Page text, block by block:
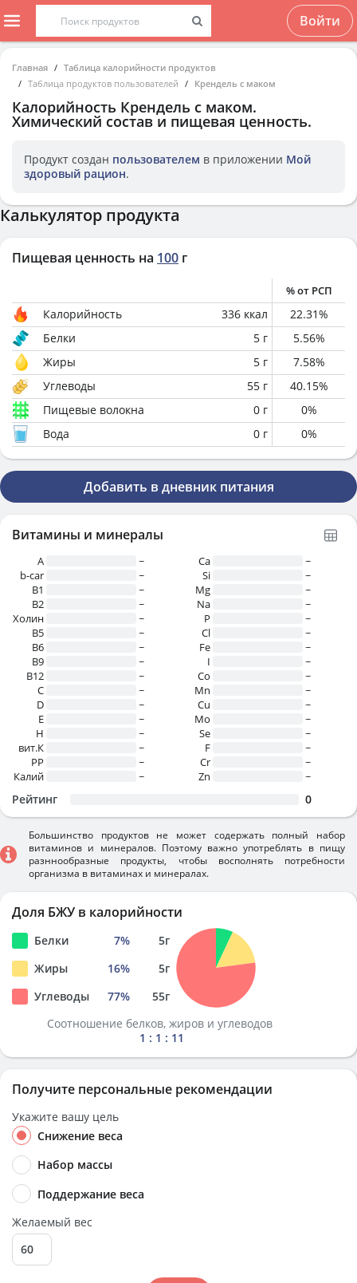
Войти
Главная
Таблица калорийности продуктов
Таблица продуктов пользователей
Крендель с маком
Калорийность Крендель с маком.
Химический состав и пищевая ценность.
Продукт создан пользователем в приложении Мой
здоровый рацион.
Калькулятор продукта
Пищевая ценность на 100 г
% от РСП
Калорийность 336 ккал 22.31%
Белки
5 г 5.56%
Жиры
5 г 7.58%
Углеводы
55 г 40.15%
Пищевые волокна
0 г 0%
Вода
0 г 0%
Добавить в дневник питания
Витамины и минералы
A
~
b-car
~
В1
~
B2
~
Холин
~
B5
~
B6
~
B9
~
B12
~
C
~
D
~
E
~
H
~
вит.К
~
PP
~
Калий
~
Ca
~
Si
~
Mg
~
Na
~
P
~
Cl
~
Fe
~
I
~
Co
~
Mn
~
Cu
~
Mo
~
Se
~
F
~
Cr
~
Zn
~
Рейтинг 0
Большинство продуктов не может содержать полный набор
витаминов и минералов. Поэтому важно употреблять в пищу
разннообразные продукты, чтобы восполнять потребности
организма в витаминах и минералах.
Доля БЖУ в калорийности
Белки 7% 5г
Жиры
16% 5г
Углеводы
77% 55г
Соотношение белков, жиров и углеводов
1 : 1 : 11
Получите персональные рекомендации
Укажите вашу цель
Снижение веса
Набор массы
Поддержание веса
Желаемый вес